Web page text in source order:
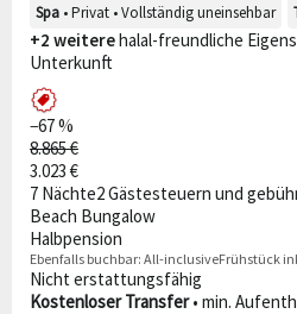
Spa • Privat • Vollständig uneinsehbar
+2 weiterehalal-freundliche
Unterkunft
−67 %
8.865 €
3.023 €
7 Nächte2 Gästesteuern und
Beach Bungalow
Halbpension
Ebenfalls buchbar: All-inclusiveFrühstück
Nicht erstattungsfähig
Kostenloser Transfer• min.